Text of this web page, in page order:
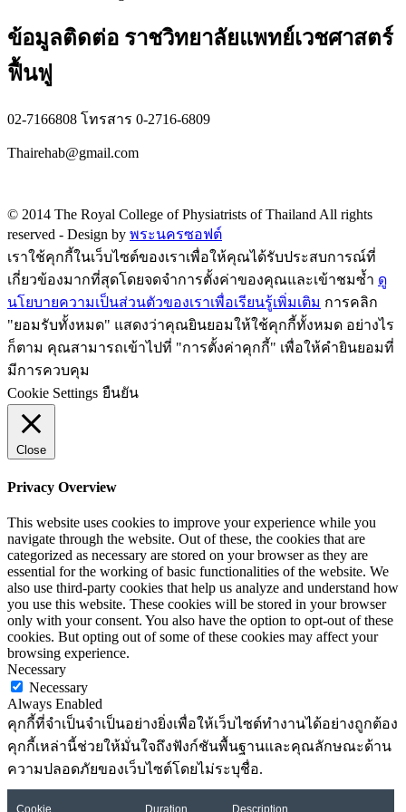
ข้อมูลติดต่อ ราชวิทยาลัยแพทย์เวชศาสตร์
ฟื้นฟู
02-7166808 โทรสาร 0-2716-6809
Thairehab@gmail.com
© 2014 The Royal College of Physiatrists of Thailand All rights
reserved - Design by พระนครซอฟต์
เราใช้คุกกี้ในเว็บไซต์ของเราเพื่อให้คุณได้รับประสบการณ์ที่
เกี่ยวข้องมากที่สุดโดยจดจำการตั้งค่าของคุณและเข้าชมซ้ำ ดู
นโยบายความเป็นส่วนตัวของเราเพื่อเรียนรู้เพิ่มเติม การคลิก
"ยอมรับทั้งหมด" แสดงว่าคุณยินยอมให้ใช้คุกกี้ทั้งหมด อย่างไร
ก็ตาม คุณสามารถเข้าไปที่ "การตั้งค่าคุกกี้" เพื่อให้คำยินยอมที่
มีการควบคุม
Cookie Settings ยืนยัน
Close
Privacy Overview
This website uses cookies to improve your experience while you
navigate through the website. Out of these, the cookies that are
categorized as necessary are stored on your browser as they are
essential for the working of basic functionalities of the website. We
also use third-party cookies that help us analyze and understand how
you use this website. These cookies will be stored in your browser
only with your consent. You also have the option to opt-out of these
cookies. But opting out of some of these cookies may affect your
browsing experience.
Necessary
Necessary
Always Enabled
คุกกี้ที่จำเป็นจำเป็นอย่างยิ่งเพื่อให้เว็บไซต์ทำงานได้อย่างถูกต้อง
คุกกี้เหล่านี้ช่วยให้มั่นใจถึงฟังก์ชันพื้นฐานและคุณลักษณะด้าน
ความปลอดภัยของเว็บไซต์โดยไม่ระบุชื่อ.
Cookie Duration Description